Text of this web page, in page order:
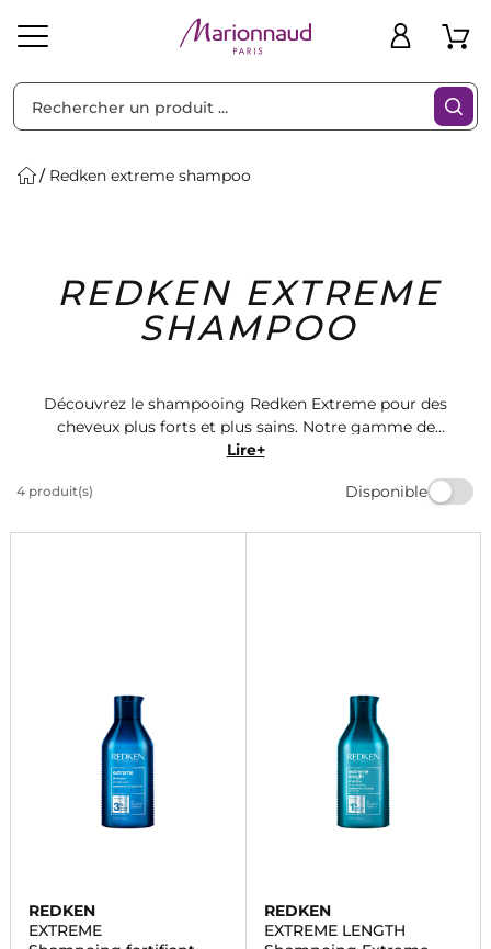
Solaire Homme Marques Idées
Cadeaux
Bons
Plans
Redken extreme shampoo
REDKEN EXTREME
SHAMPOO
Découvrez le shampooing Redken Extreme pour des
cheveux plus forts et plus sains. Notre gamme de
produits capillaires de qualité vous offre une solution
chevelure éclatante et revitalisée grâce à notre
Lire+
4 produit(s) Disponible
Filtres
REDKEN
EXTREME
REDKEN
EXTREME LENGTH